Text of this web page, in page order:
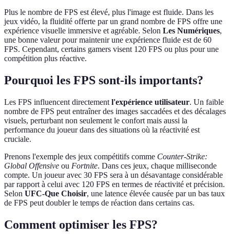
Plus le nombre de FPS est élevé, plus l'image est fluide. Dans les
jeux vidéo, la fluidité offerte par un grand nombre de FPS offre une
expérience visuelle immersive et agréable. Selon Les Numériques,
une bonne valeur pour maintenir une expérience fluide est de 60
FPS. Cependant, certains gamers visent 120 FPS ou plus pour une
compétition plus réactive.
Pourquoi les FPS sont-ils importants?
Les FPS influencent directement l'expérience utilisateur. Un faible
nombre de FPS peut entraîner des images saccadées et des décalages
visuels, perturbant non seulement le confort mais aussi la
performance du joueur dans des situations où la réactivité est
cruciale.
Prenons l'exemple des jeux compétitifs comme Counter-Strike:
Global Offensive ou Fortnite. Dans ces jeux, chaque milliseconde
compte. Un joueur avec 30 FPS sera à un désavantage considérable
par rapport à celui avec 120 FPS en termes de réactivité et précision.
Selon UFC-Que Choisir, une latence élevée causée par un bas taux
de FPS peut doubler le temps de réaction dans certains cas.
Comment optimiser les FPS?